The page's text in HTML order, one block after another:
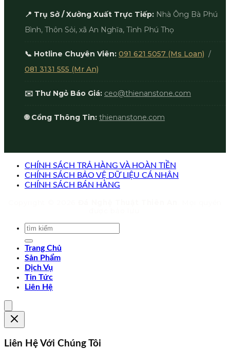
📍 Trụ Sở / Xưởng Xuất Trực Tiếp: Nhà Ông Bà Phú
Bình, Thôn Sỏi, xã An Nghĩa, Tỉnh Phú Thọ
📞 Hotline Chuyên Viên: 091 621 5057 (Ms Loan) /
081 3131 555 (Mr An)
✉️ Thư Ngỏ Báo Giá: ceo@thienanstone.com
🌐 Cổng Thông Tin: thienanstone.com
CHÍNH SÁCH TRẢ HÀNG VÀ HOÀN TIỀN
CHÍNH SÁCH BẢO VỆ DỮ LIỆU CÁ NHÂN
CHÍNH SÁCH BÁN HÀNG
Trang Chủ
Sản Phẩm
Dịch Vụ
Tin Tức
Liên Hệ
Liên Hệ Với Chúng Tôi